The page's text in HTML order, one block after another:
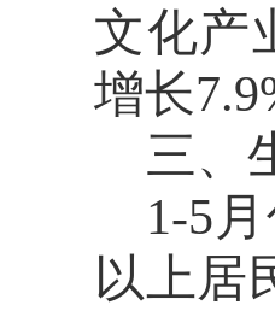
文化产
增长
三、
1-5月
以上 居